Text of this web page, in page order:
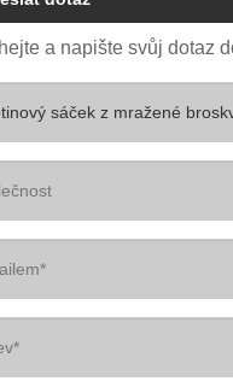
a napište svůj dotaz